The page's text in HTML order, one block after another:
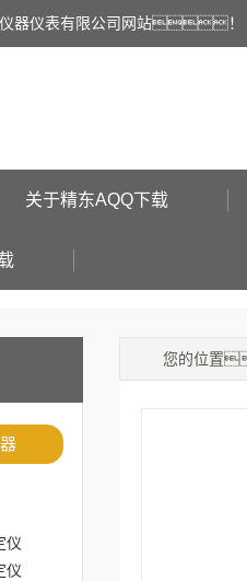
仪器仪表有限公司网站！
关于精东AQQ下载
仪
仪
您的位置